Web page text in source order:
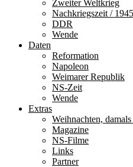
Zweiter Weltkrieg
Nachkriegszeit /
DDR
Wende
Daten
Reformation
Napoleon
Weimarer Republik
NS-Zeit
Wende
Extras
Weihnachten,
Magazine
NS-Filme
Links
Partner